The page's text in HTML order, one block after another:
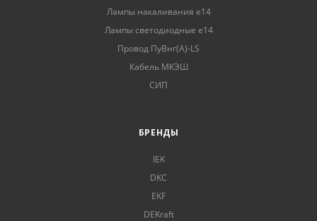
Лампы накаливания е14
Лампы светодиодные е14
Провод ПуВнг(А)-LS
Кабель МКЭШ
СИП
БРЕНДЫ
IEK
DKC
EKF
DEKraft